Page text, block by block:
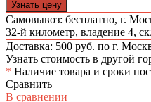
Узнать цену
Самовывоз: бесплатно, г.
32-й километр, владение 4,
Доставка: 500 руб. по г.
Узнать стоимость в другой
* Наличие товара и сроки
Сравнить
В сравнении